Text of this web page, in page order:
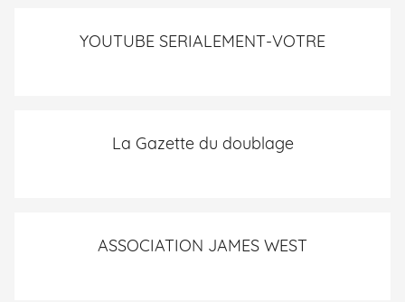
YOUTUBE SERIALEMENT-VOTRE
La Gazette du doublage
ASSOCIATION JAMES WEST